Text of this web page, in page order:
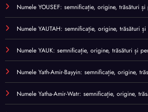
Numele YOUSEF: semnificație, origine, trăsături
Numele YAUTAH: semnificație, origine, trăsături
Numele YAUK: semnificație, origine, trăsături și
Numele Yath-Amir-Bayyin: semnificație, origine,
Numele Yatha-Amir-Watr: semnificație, origine,